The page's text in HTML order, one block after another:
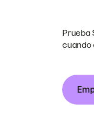
Prueba
cuando